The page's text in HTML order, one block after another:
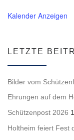
Kalender Anzeigen
LETZTE
Bilder vom
Ehrungen auf dem
Schützenpost 2026
Holtheim feiert Fest